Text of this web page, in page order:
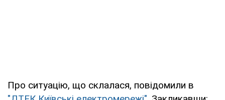
Про ситуацію, що склалася, повідомили в